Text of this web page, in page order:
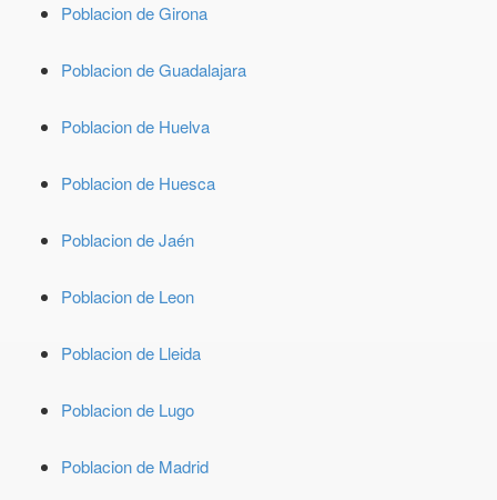
Poblacion de Girona
Poblacion de Guadalajara
Poblacion de Huelva
Poblacion de Huesca
Poblacion de Jaén
Poblacion de Leon
Poblacion de Lleida
Poblacion de Lugo
Poblacion de Madrid